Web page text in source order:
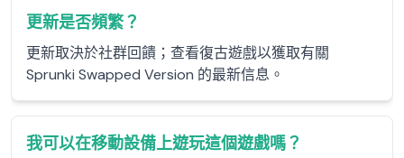
更新是否頻繁？
更新取決於社群回饋；查看復古遊戲以獲取有關
Sprunki Swapped Version 的最新信息。
我可以在移動設備上遊玩這個遊戲嗎？